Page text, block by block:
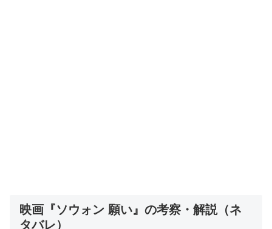
映画『ソウォン 願い』の考察・解説（ネ
タバレ）